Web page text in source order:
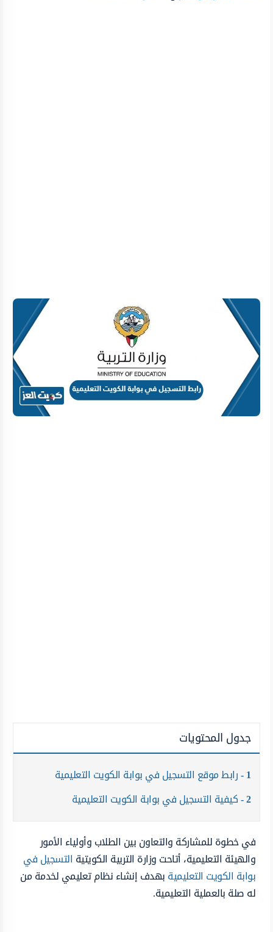
جدول المحتويات
1 رابط موقع التسجيل في بوابة الكويت التعليمية
2 كيفية التسجيل في بوابة الكويت التعليمية
في خطوة للمشاركة والتعاون بين الطلاب وأولياء الأمور
والهيئة التعليمية، أتاحت وزارة التربية الكويتية التسجيل في
بوابة الكويت التعليميةبهدف إنشاء نظام تعليمي لخدمة من
له صلة بالعملية التعليمية.